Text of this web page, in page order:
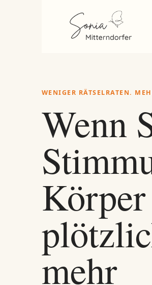
WENIGER RÄTSELRATEN.
Wenn
Körper
mehr